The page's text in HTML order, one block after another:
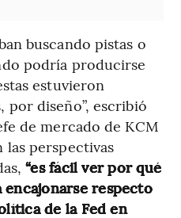
buscando pistas o
podría producirse
estuvieron
por diseño”, escribió
de mercado de KCM
las perspectivas
“es fácil ver por qué
respecto
de la Fed en